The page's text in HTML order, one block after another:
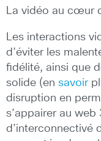
La vidéo au cœur
Les interactions
d’éviter les
fidélité, ainsi que
solide (en savoir
disruption en
s’appairer au web
d’interconnectivé